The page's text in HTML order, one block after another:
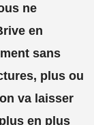
ne
en
sans
plus ou
va laisser
en plus